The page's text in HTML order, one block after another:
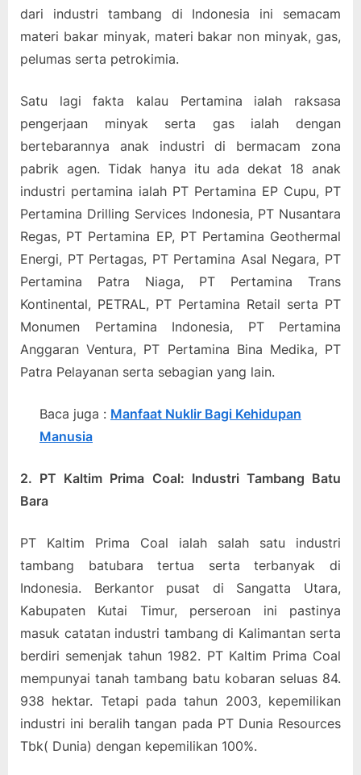
dari industri tambang di Indonesia ini semacam
materi bakar minyak, materi bakar non minyak, gas,
pelumas serta petrokimia.
Satu lagi fakta kalau Pertamina ialah raksasa
pengerjaan minyak serta gas ialah dengan
bertebarannya anak industri di bermacam zona
pabrik agen. Tidak hanya itu ada dekat 18 anak
industri pertamina ialah PT Pertamina EP Cupu, PT
Pertamina Drilling Services Indonesia, PT Nusantara
Regas, PT Pertamina EP, PT Pertamina Geothermal
Energi, PT Pertagas, PT Pertamina Asal Negara, PT
Pertamina Patra Niaga, PT Pertamina Trans
Kontinental, PETRAL, PT Pertamina Retail serta PT
Monumen Pertamina Indonesia, PT Pertamina
Anggaran Ventura, PT Pertamina Bina Medika, PT
Patra Pelayanan serta sebagian yang lain.
Baca juga : Manfaat Nuklir Bagi Kehidupan
Manusia
2. PT Kaltim Prima Coal: Industri Tambang Batu
Bara
PT Kaltim Prima Coal ialah salah satu industri
tambang batubara tertua serta terbanyak di
Indonesia. Berkantor pusat di Sangatta Utara,
Kabupaten Kutai Timur, perseroan ini pastinya
masuk catatan industri tambang di Kalimantan serta
berdiri semenjak tahun 1982. PT Kaltim Prima Coal
mempunyai tanah tambang batu kobaran seluas 84.
938 hektar. Tetapi pada tahun 2003, kepemilikan
industri ini beralih tangan pada PT Dunia Resources
Tbk( Dunia) dengan kepemilikan 100%.